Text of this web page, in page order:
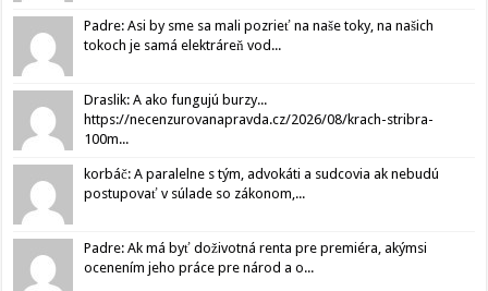
Padre: Asi by sme sa mali pozrieť na naše toky, na našich
tokoch je samá elektráreň vod...
Draslik: A ako fungujú burzy...
https://necenzurovanapravda.cz/2026/08/krach-stribra-
100m...
korbáč: A paralelne s tým, advokáti a sudcovia ak nebudú
postupovať v súlade so zákonom,...
Padre: Ak má byť doživotná renta pre premiéra, akýmsi
ocenením jeho práce pre národ a o...